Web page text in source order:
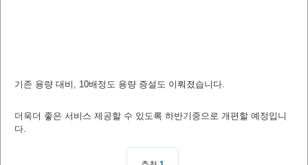
기존 용량 대비, 10배정도 용량 증설도 이뤄졌습니다.
더욱더 좋은 서비스 제공할 수 있도록 하반기중으로 개편할 예정입니
다.